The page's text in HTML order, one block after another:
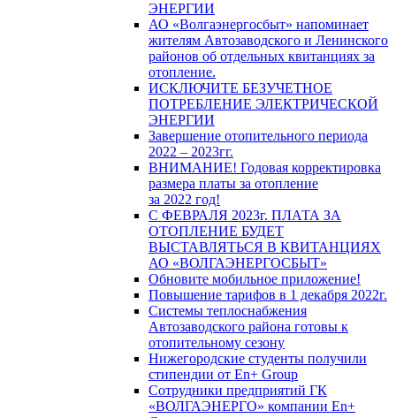
ЭНЕРГИИ
АО «Волгаэнергосбыт» напоминает
жителям Автозаводского и Ленинского
районов об отдельных квитанциях за
отопление.
ИСКЛЮЧИТЕ БЕЗУЧЕТНОЕ
ПОТРЕБЛЕНИЕ ЭЛЕКТРИЧЕСКОЙ
ЭНЕРГИИ
Завершение отопительного периода
2022 – 2023гг.
ВНИМАНИЕ! Годовая корректировка
размера платы за отопление
за 2022 год!
С ФЕВРАЛЯ 2023г. ПЛАТА ЗА
ОТОПЛЕНИЕ БУДЕТ
ВЫСТАВЛЯТЬСЯ В КВИТАНЦИЯХ
АО «ВОЛГАЭНЕРГОСБЫТ»
Обновите мобильное приложение!
Повышение тарифов в 1 декабря 2022г.
Системы теплоснабжения
Автозаводского района готовы к
отопительному сезону
Нижегородские студенты получили
стипендии от En+ Group
Сотрудники предприятий ГК
«ВОЛГАЭНЕРГО» компании En+